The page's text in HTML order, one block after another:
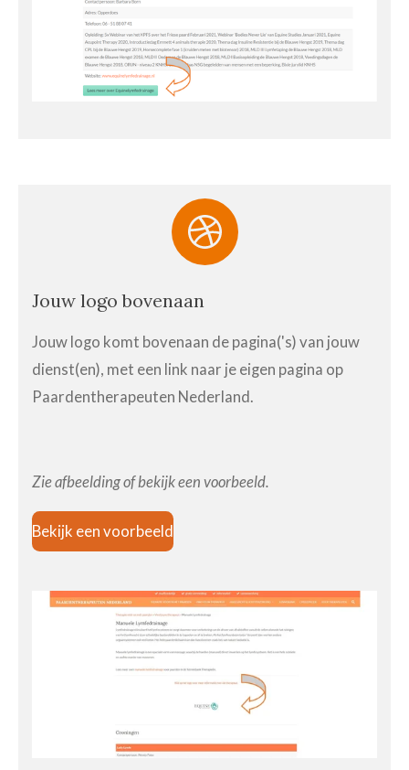
Jouw logo bovenaan
Jouw logo komt bovenaan de pagina('s) van jouw
dienst(en), met een link naar je eigen pagina op
Paardentherapeuten Nederland.
Zie afbeelding of bekijk een voorbeeld.
Bekijk een voorbeeld